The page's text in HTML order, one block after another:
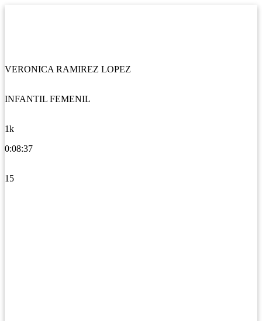
VERONICA RAMIREZ LOPEZ
INFANTIL FEMENIL
1k
0:08:37
15